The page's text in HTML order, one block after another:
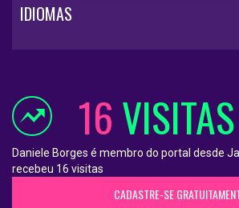
IDIOMAS
16VISITAS
Daniele Borges é membro do portal desde
recebeu 16 visitas
CADASTRE-SE